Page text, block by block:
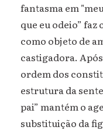
fantasma em
que eu odeio”
como objeto de
castigadora.
ordem dos
estrutura da
pai” mantém o
substituição da